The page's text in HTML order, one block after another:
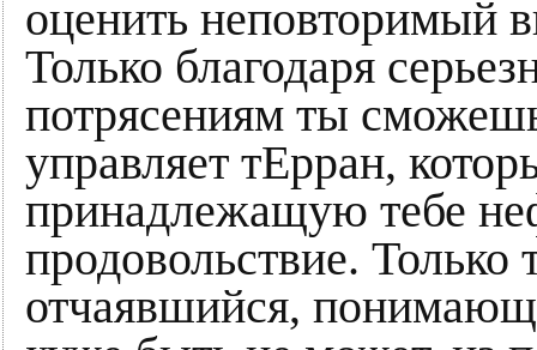
оценить неповторимый
Только благодаря
потрясениям ты
управляет тЕрран,
принадлежащую тебе
продовольствие.
отчаявшийся,